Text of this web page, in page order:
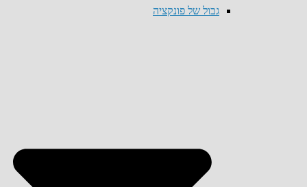
גבול של פונקציה